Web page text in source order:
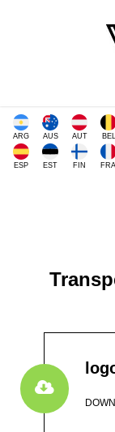
ARG AUS AUT BEL
ESP EST FIN FRA